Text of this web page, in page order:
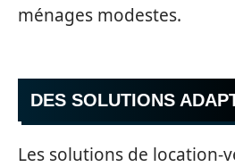
ménages modestes.
DES SOLUTIONS
Les solutions de location-